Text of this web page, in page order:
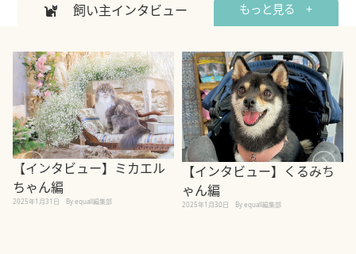
飼い主インタビュー もっと見る +
【インタビュー】ミカエル
ちゃん編
2025年1月31日 By equall編集部
【インタビュー】くるみち
ゃん編
2025年1月30日 By equall編集部